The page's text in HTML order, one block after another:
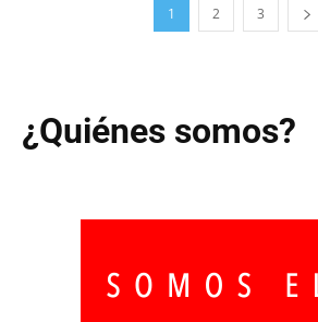
1 2 3
¿Quiénes somos?